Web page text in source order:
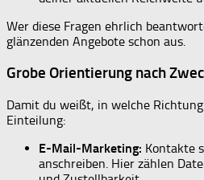
Wer diese Fragen ehrlich
glänzenden Angebote schon aus.
Grobe Orientierung nach
Damit du weißt, in welche
Einteilung:
E-Mail-Marketing: Kontakte
anschreiben. Hier zählen